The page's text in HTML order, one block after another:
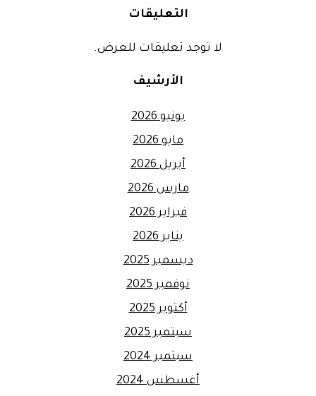
التعليقات
لا توجد تعليقات للعرض.
الأرشيف
يونيو 2026
مايو 2026
أبريل 2026
مارس 2026
فبراير 2026
يناير 2026
ديسمبر 2025
نوفمبر 2025
أكتوبر 2025
سبتمبر 2025
سبتمبر 2024
أغسطس 2024